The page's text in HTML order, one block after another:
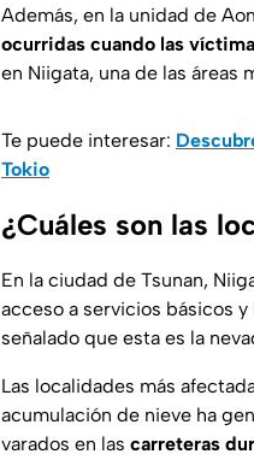
Además, en la unidad de
ocurridas cuando las
en Niigata, una de las áreas
Te puede interesar:
Tokio
¿Cuáles son las
En la ciudad de Tsunan,
acceso a servicios básicos
señalado que esta es la
Las localidades más
acumulación de nieve ha
varados en las carreteras